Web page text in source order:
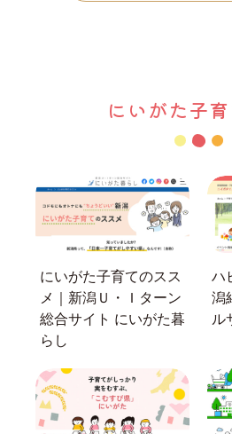
にいがた子
にいがた子育てのスス
メ｜新潟Ｕ・Ｉターン
総合サイト にいがた暮
らし
ハ
潟
ル